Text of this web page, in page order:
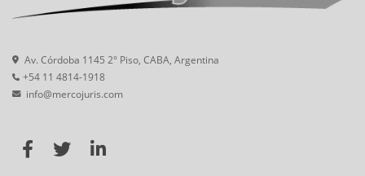
Av. Córdoba 1145 2° Piso, CABA, Argentina
+54 11 4814-1918
info@mercojuris.com